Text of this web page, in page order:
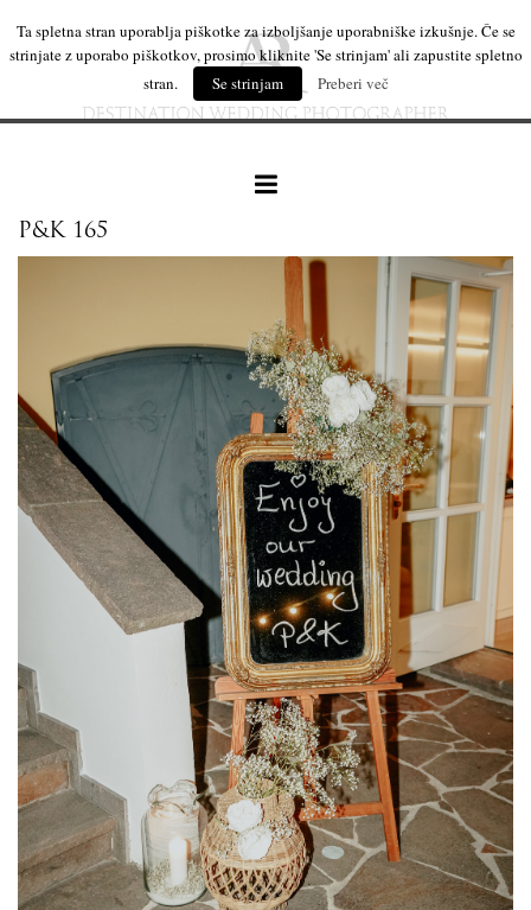
naše delo
leseni izdelki
mi
dnevnik
pišite nam
P&K 165
Ta spletna stran uporablja piškotke za izboljšanje uporabniške izkušnje. Če se
strinjate z uporabo piškotkov, prosimo kliknite 'Se strinjam' ali zapustite spletno
stran.
Se strinjam Preberi več